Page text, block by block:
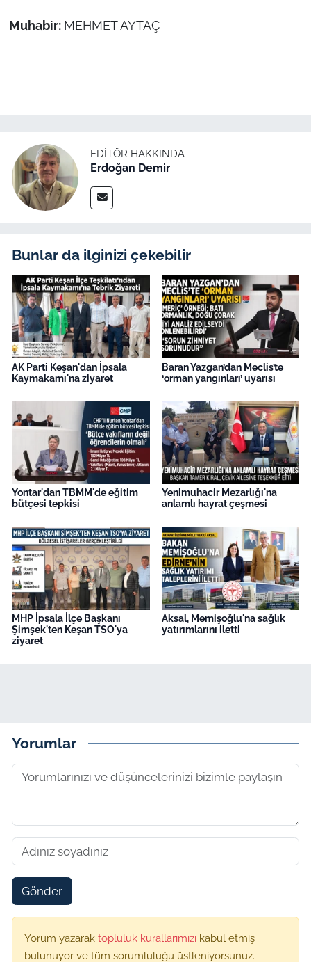
Muhabir: MEHMET AYTAÇ
EDITÖR HAKKINDA
Erdoğan Demir
Bunlar da ilginizi çekebilir
AK Parti Keşan'dan İpsala
Kaymakamı'na ziyaret
Baran Yazgan’dan Meclis’te
‘orman yangınları’ uyarısı
Yontar'dan TBMM'de eğitim
bütçesi tepkisi
Yenimuhacir Mezarlığı'na
anlamlı hayrat çeşmesi
MHP İpsala İlçe Başkanı
Şimşek'ten Keşan TSO'ya
ziyaret
Aksal, Memişoğlu'na sağlık
yatırımlarını iletti
Yorumlar
Gönder
Yorum yazarak topluluk kurallarımızı kabul etmiş
bulunuyor ve tüm sorumluluğu üstleniyorsunuz.